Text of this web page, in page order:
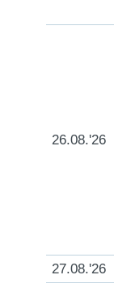
26.08.'26
27.08.'26